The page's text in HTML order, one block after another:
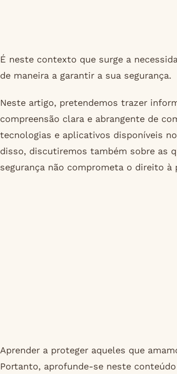
É neste contexto que surge a
de maneira a garantir a sua segurança.
Neste artigo, pretendemos trazer
compreensão clara e abrangente de
tecnologias e aplicativos disponíveis
disso, discutiremos também sobre as
segurança não comprometa o direito à
Aprender a proteger aqueles que
Portanto, aprofunde-se neste